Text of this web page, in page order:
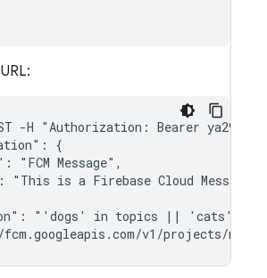
-H "Authorization: Bearer
{
"FCM Message",
"This is a Firebase Cloud
"'dogs' in topics || 'cats' in